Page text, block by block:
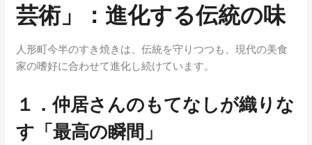
芸術」：進化する伝統の味
人形町今半のすき焼きは、伝統を守りつつも、現代の美食
家の嗜好に合わせて進化し続けています。
１．仲居さんのもてなしが織りな
す「最高の瞬間」